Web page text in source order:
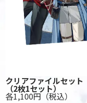
クリアファイルセット
（2枚1セット）
各1,100円（税込）